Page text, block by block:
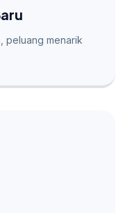
peluang menarik